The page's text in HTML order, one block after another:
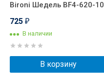
Bironi Шедель BF4-620-10
725 ₽
В наличии
В корзину